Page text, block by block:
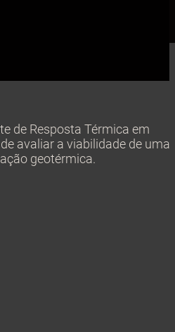
de Resposta Térmica em
avaliar a viabilidade de uma
geotérmica.